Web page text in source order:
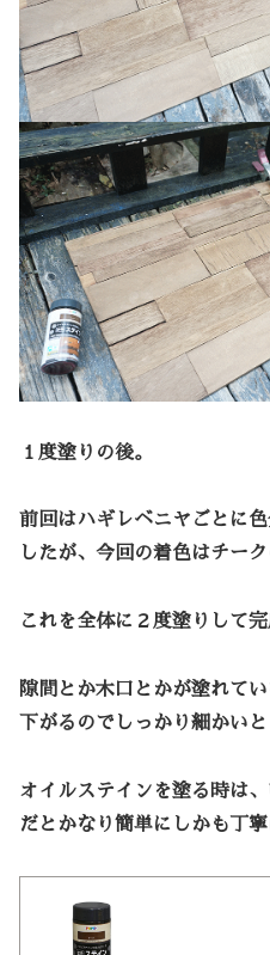
１度塗りの後。
前回はハギレベニヤごとに
したが、今回の着色はチーク
これを全体に２度塗りして完
隙間とか木口とかが塗れて
下がるのでしっかり細かい
オイルステインを塗る時は
だとかなり簡単にしかも丁